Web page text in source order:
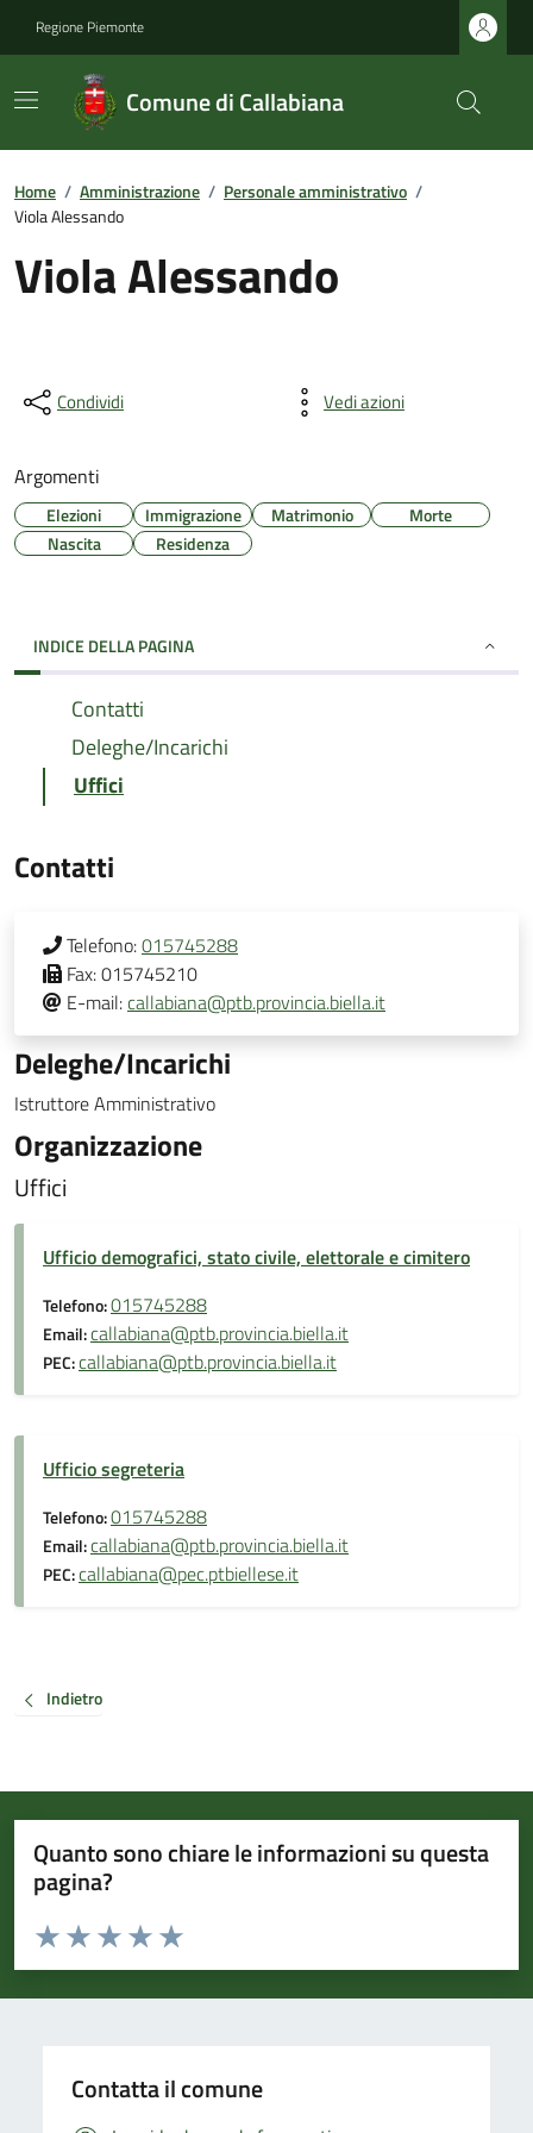
Regione Piemonte
Comune di Callabiana
Home / Amministrazione / Personale amministrativo /
Viola Alessando
Viola Alessando
Condividi Vedi azioni
Argomenti
Elezioni Immigrazione Matrimonio
Morte
Nascita
Residenza
INDICE DELLA PAGINA
Contatti
Deleghe/Incarichi
Uffici
Contatti
Telefono:015745288
Fax:015745210
E-mail:callabiana@ptb.provincia.biella.it
Deleghe/Incarichi
Istruttore Amministrativo
Organizzazione
Uffici
Ufficio demografici, stato civile, elettorale e cimitero
Telefono:015745288
Email:callabiana@ptb.provincia.biella.it
PEC:callabiana@ptb.provincia.biella.it
Ufficio segreteria
Telefono:015745288
Email:callabiana@ptb.provincia.biella.it
PEC:callabiana@pec.ptbiellese.it
Indietro
Quanto sono chiare le informazioni su questa
pagina?
Valuta da 1 a 5 stelle la pagina
Valuta 5 stelle su 5
Valuta 4 stelle su 5
Valuta 3 stelle su 5
Valuta 2 stelle su 5
Valuta 1 stelle su 5
Contatta il comune